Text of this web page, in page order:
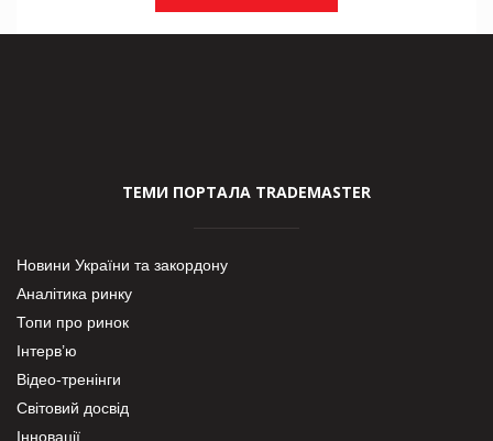
ТЕМИ ПОРТАЛА TRADEMASTER
Новини України та закордону
Аналітика ринку
Топи про ринок
Інтерв’ю
Відео-тренінги
Світовий досвід
Інновації